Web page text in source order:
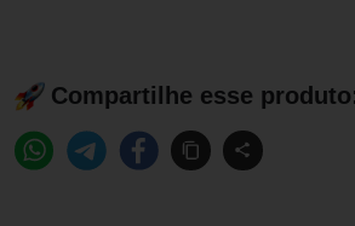
Compartilhe esse